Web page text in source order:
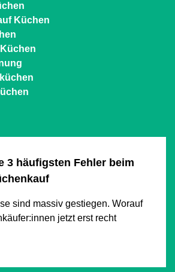
Küchen
3 häufigsten Fehler beim
sind massiv gestiegen. Worauf
jetzt erst recht